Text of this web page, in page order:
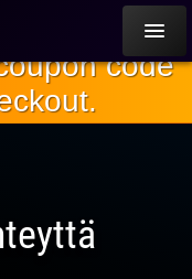
code